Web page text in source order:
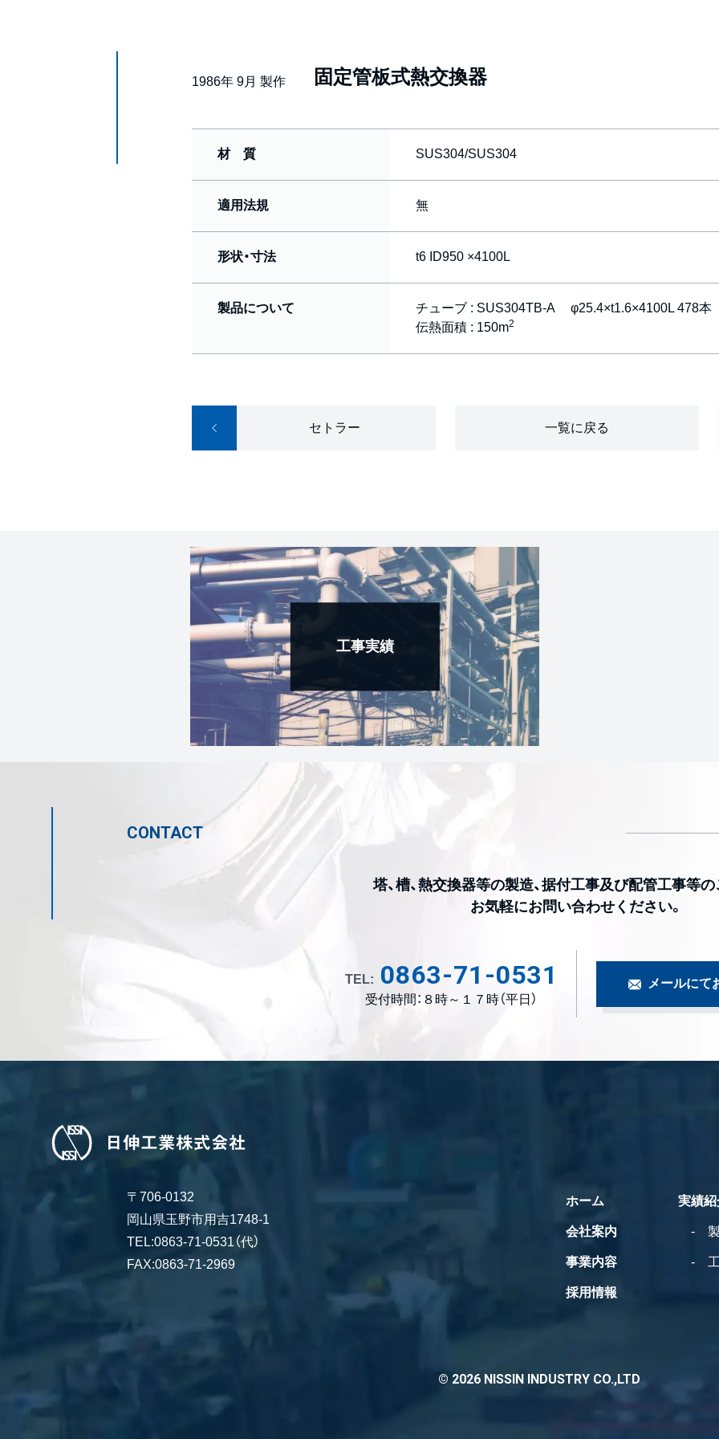
1986年 9月 製作 固定管板式熱交換器
材 質 SUS304/SUS304
適用法規 無
形状・寸法 t6 ID950 ×4100L
製品について
チューブ : SUS304TB-A φ25.4×t1.6×4100L 478本
伝熱面積 : 150m2
セトラー 一覧に戻る
工事実績
CONTACT
塔、槽、熱交換器等の製造、据付工事及び配管工事等の
お気軽にお問い合わせください。
TEL: 0863-71-0531
受付時間：８時～１７時（平日）
メールにて
ホーム
会社案内
事業内容
採用情報
実績紹
〒706-0132
岡山県玉野市用吉1748-1
TEL:0863-71-0531（代）
FAX:0863-71-2969
© 2026 NISSIN INDUSTRY CO.,LTD